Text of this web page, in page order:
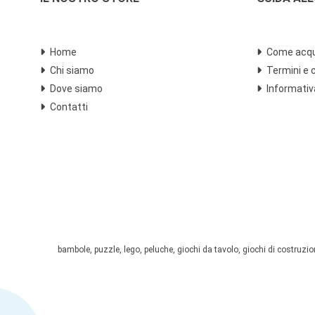
Home
Chi siamo
Dove siamo
Contatti
Come
Termini e
bambole, puzzle, lego, peluche, giochi da tavolo, giochi di